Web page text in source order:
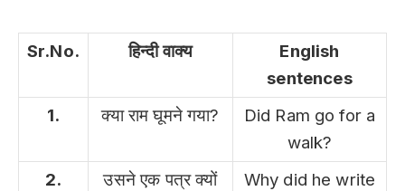
Sr.No. हिन्दी वाक्य
English
sentences
1.
क्या राम घूमने गया?
Did Ram go for a
walk?
2.
उसने एक पत्र क्यों
Why did he write